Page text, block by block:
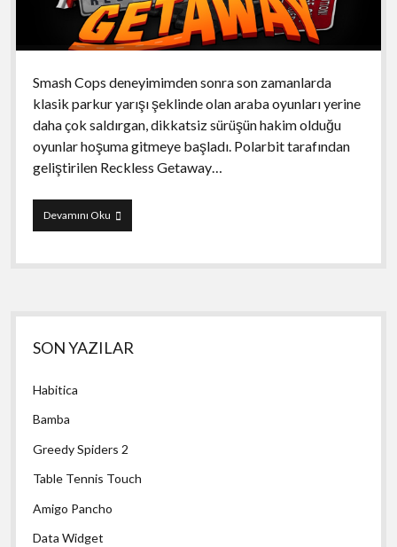
Smash Cops deneyimimden sonra son zamanlarda
klasik parkur yarışı şeklinde olan araba oyunları yerine
daha çok saldırgan, dikkatsiz sürüşün hakim olduğu
oyunlar hoşuma gitmeye başladı. Polarbit tarafından
geliştirilen Reckless Getaway…
Devamını OkuReckless
Getaway
Yan
Menü
SON YAZILAR
Habitica
Bamba
Greedy Spiders 2
Table Tennis Touch
Amigo Pancho
Data Widget